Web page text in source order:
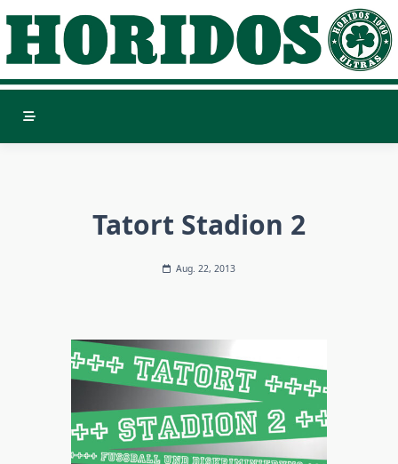
to
content
Tatort Stadion 2
Aug. 22, 2013